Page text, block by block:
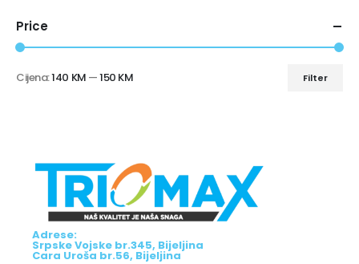
Price
Filter
Cijena:140 KM —150 KM
Adrese:
Srpske Vojske br.345, Bijeljina
Cara Uroša br.56, Bijeljina